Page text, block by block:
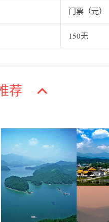
门票（元）
150无
荐